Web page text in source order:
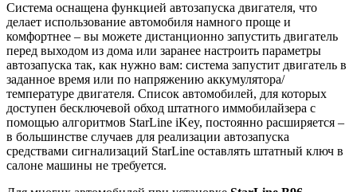
Система оснащена функцией автозапуска двигателя, что
делает использование автомобиля намного проще и
комфортнее – вы можете дистанционно запустить двигатель
перед выходом из дома или заранее настроить параметры
автозапуска так, как нужно вам: система запустит двигатель в
заданное время или по напряжению аккумулятора/
температуре двигателя. Список автомобилей, для которых
доступен бесключевой обход штатного иммобилайзера с
помощью алгоритмов StarLine iKey, постоянно расширяется –
в большинстве случаев для реализации автозапуска
средствами сигнализаций StarLine оставлять штатный ключ в
салоне машины не требуется.